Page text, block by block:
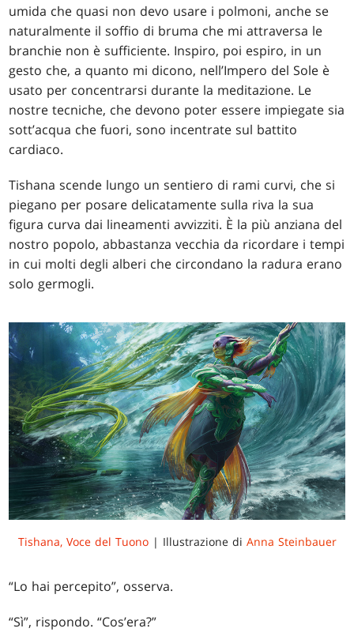
umida che quasi non devo usare i polmoni, anche se
naturalmente il soffio di bruma che mi attraversa le
branchie non è sufficiente. Inspiro, poi espiro, in un
gesto che, a quanto mi dicono, nell’Impero del Sole è
usato per concentrarsi durante la meditazione. Le
nostre tecniche, che devono poter essere impiegate sia
sott’acqua che fuori, sono incentrate sul battito
cardiaco.
Tishana scende lungo un sentiero di rami curvi, che si
piegano per posare delicatamente sulla riva la sua
figura curva dai lineamenti avvizziti. È la più anziana del
nostro popolo, abbastanza vecchia da ricordare i tempi
in cui molti degli alberi che circondano la radura erano
solo germogli.
Tishana, Voce del Tuono| Illustrazione di Anna Steinbauer
“Lo hai percepito”, osserva.
“Sì”, rispondo. “Cos’era?”